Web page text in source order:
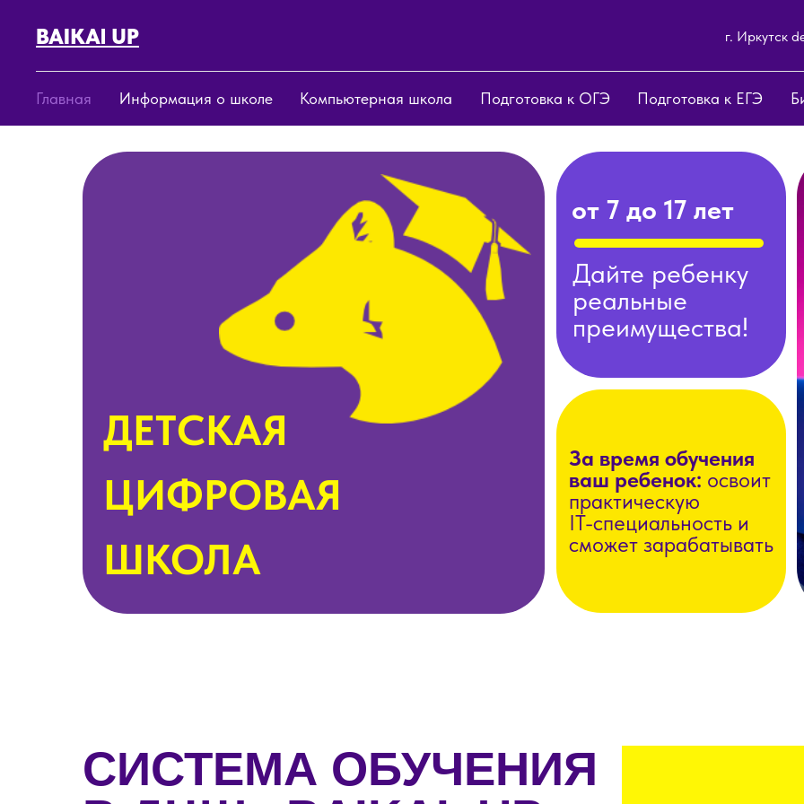
BAIKAl UP г. Иркутск
Главная Информация о школе Компьютерная школа Подготовка к ОГЭ Подготовка к ЕГЭ
ДЕТСКАЯ
ЦИФРОВАЯ
ШКОЛА
от 7 до 17 лет
Дайте ребенку
реальные
преимущества!
За время обучения
ваш ребенок: освоит
практическую
IT-специальность и
сможет зарабатывать
СИСТЕМА ОБУЧЕНИЯ